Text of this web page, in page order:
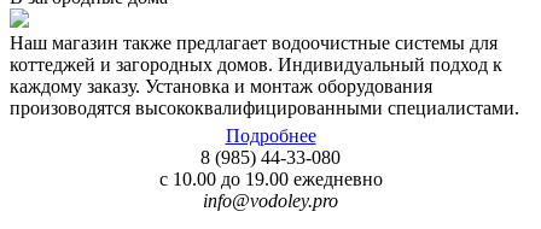
Наш магазин также предлагает водоочистные системы для
коттеджей и загородных домов. Индивидуальный подход к
каждому заказу. Установка и монтаж оборудования
произоводятся высококвалифицированными специалистами.
Подробнее
8 (985) 44-33-080
с 10.00 до 19.00 ежедневно
info@vodoley.pro